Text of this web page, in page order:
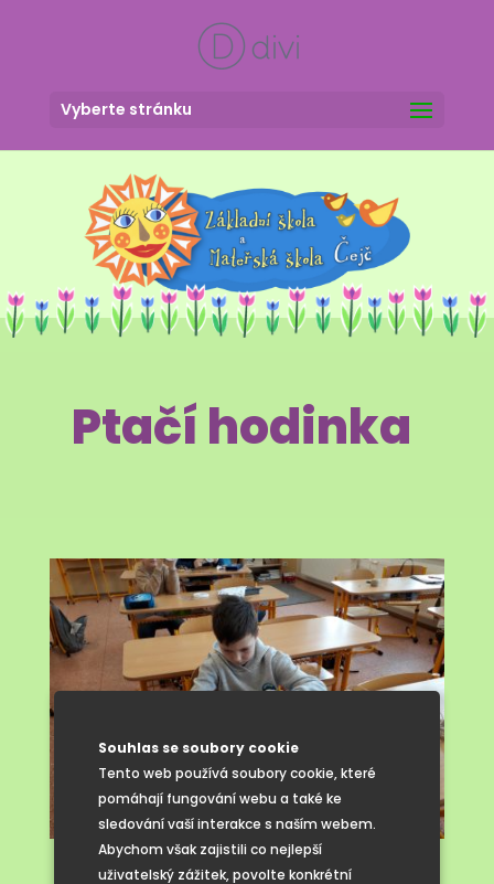
Souhlas se soubory cookie
Tento web používá soubory cookie, které
pomáhají fungování webu a také ke
sledování vaší interakce s naším webem.
Abychom však zajistili co nejlepší
uživatelský zážitek, povolte konkrétní
Vyberte stránku
Ptačí hodinka